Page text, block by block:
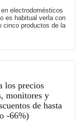
electrodomésticos
es habitual verla con
cinco productos de la
los precios
monitores y
de hasta
-66%)